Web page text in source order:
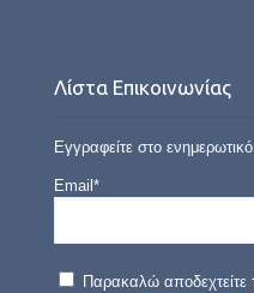
Λίστα Επικοινωνίας
Εγγραφείτε στο
Email*
Παρακαλώ αποδεχτείτε